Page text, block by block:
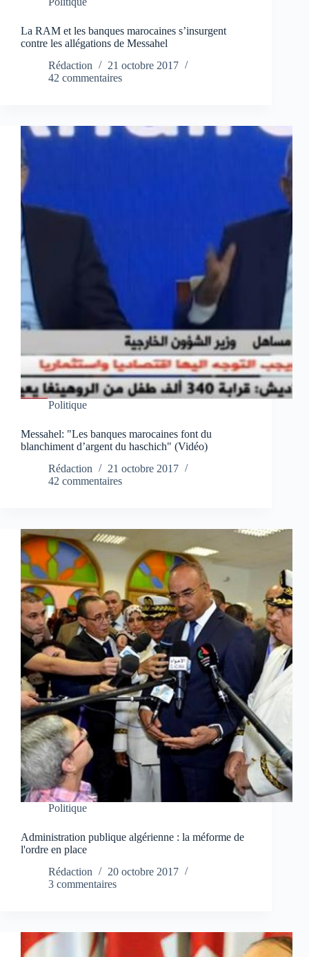
La RAM et les banques marocaines s’insurgent
contre les allégations de Messahel
Rédaction
21 octobre 2017
42 commentaires
Politique
Messahel: "Les banques marocaines font du
blanchiment d’argent du haschich" (Vidéo)
Rédaction
21 octobre 2017
42 commentaires
Politique
Administration publique algérienne : la méforme de
l'ordre en place
Rédaction
20 octobre 2017
3 commentaires